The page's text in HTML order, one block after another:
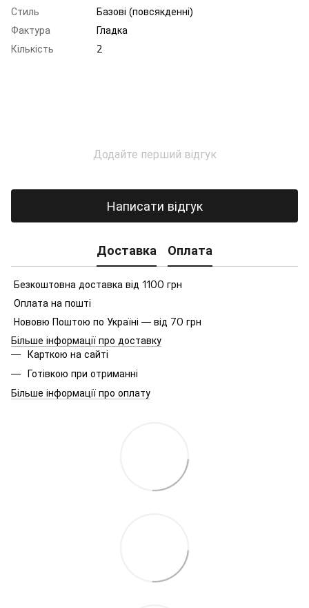
Стиль
Базові (повсякденні)
Фактура
Гладка
Кількість
2
Додайте перший відгук
Написати відгук
Доставка Оплата
Безкоштовна доставка від 1100 грн
Оплата на пошті
Нововю Поштою по Україні — від 70 грн
Більше інформації про доставку
Карткою на сайті
Готівкою при отриманні
Більше інформації про оплату